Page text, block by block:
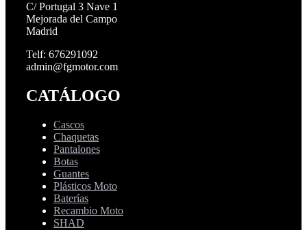
C/ Portugal 3 Nave 1
Mejorada del Campo
Madrid
Telf: 676291092
admin@fgmotor.com
CATÁLOGO
Cascos
Chaquetas
Pantalones
Botas
Guantes
Plásticos Moto
Baterías
Recambio Moto
SHAD